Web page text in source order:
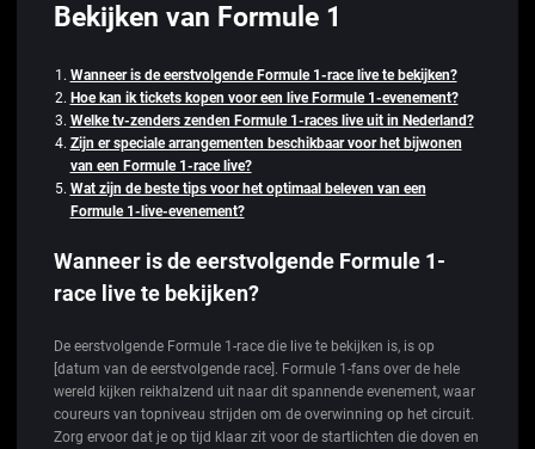
Bekijken van Formule 1
Wanneer is de eerstvolgende Formule 1-race live te bekijken?
Hoe kan ik tickets kopen voor een live Formule 1-evenement?
Welke tv-zenders zenden Formule 1-races live uit in Nederland?
Zijn er speciale arrangementen beschikbaar voor het bijwonen
van een Formule 1-race live?
Wat zijn de beste tips voor het optimaal beleven van een
Formule 1-live-evenement?
Wanneer is de eerstvolgende Formule 1-
race live te bekijken?
De eerstvolgende Formule 1-race die live te bekijken is, is op
[datum van de eerstvolgende race]. Formule 1-fans over de hele
wereld kijken reikhalzend uit naar dit spannende evenement, waar
coureurs van topniveau strijden om de overwinning op het circuit.
Zorg ervoor dat je op tijd klaar zit voor de startlichten die doven en